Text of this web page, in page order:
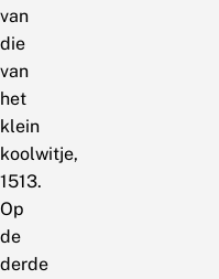
van
die
van
het
klein
koolwitje,
1513.
Op
de
derde